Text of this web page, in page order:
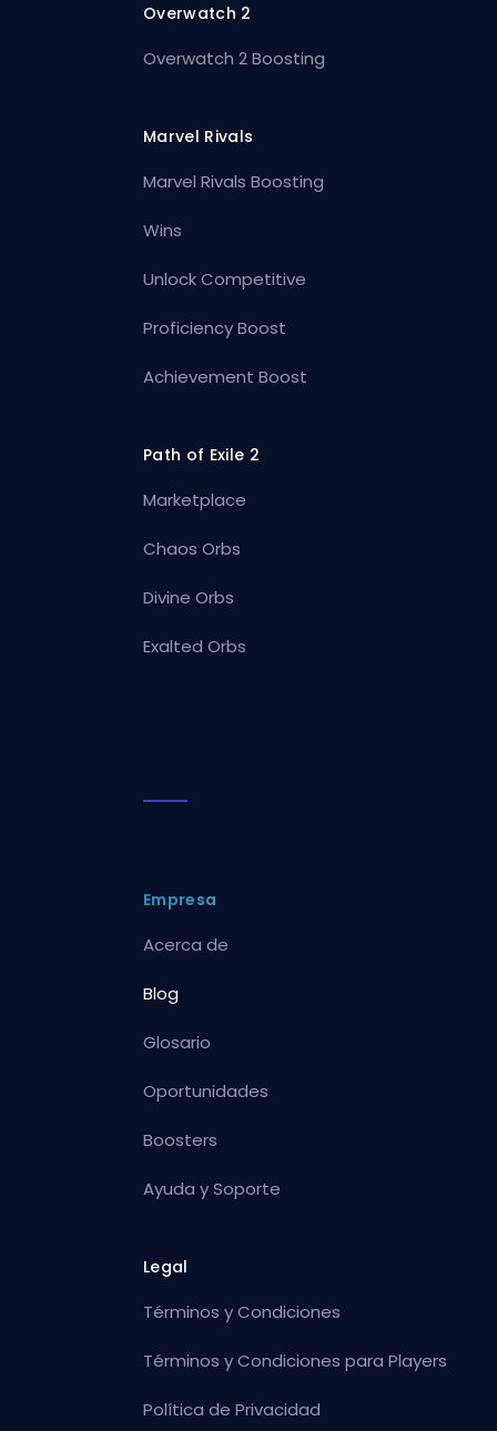
Overwatch 2
Overwatch 2 Boosting
Marvel Rivals
Marvel Rivals Boosting
Wins
Unlock Competitive
Proficiency Boost
Achievement Boost
Path of Exile 2
Marketplace
Chaos Orbs
Divine Orbs
Exalted Orbs
Empresa
Acerca de
Blog
Glosario
Oportunidades
Boosters
Ayuda y Soporte
Legal
Términos y Condiciones
Términos y Condiciones para Players
Política de Privacidad